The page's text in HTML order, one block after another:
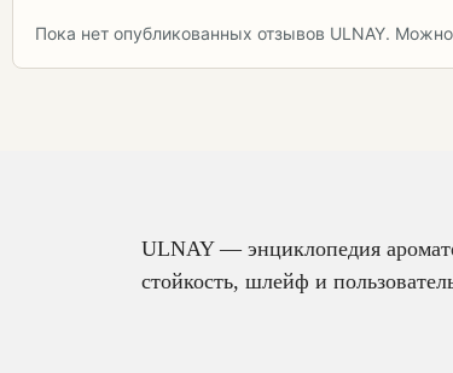
Пока нет опубликованных отзывов ULNAY.
ULNAY — энциклопедия
стойкость, шлейф и